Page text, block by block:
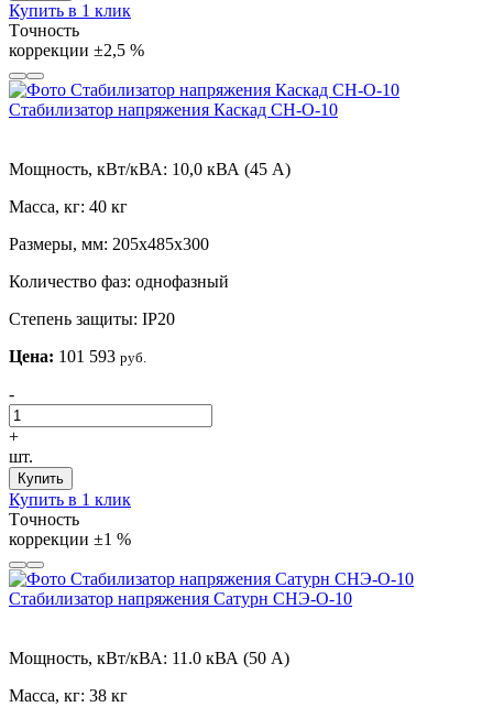
Купить в 1 клик
Tочность
коррекции ±2,5 %
Стабилизатор напряжения Каскад СН-О-10
Мощность, кВт/кВА: 10,0 кВА (45 А)
Масса, кг: 40 кг
Размеры, мм: 205х485х300
Количество фаз: однофазный
Степень защиты: IP20
Цена: 101 593 руб.
-
+
шт.
Купить
Купить в 1 клик
Tочность
коррекции ±1 %
Стабилизатор напряжения Сатурн СНЭ-О-10
Мощность, кВт/кВА: 11.0 кВА (50 А)
Масса, кг: 38 кг